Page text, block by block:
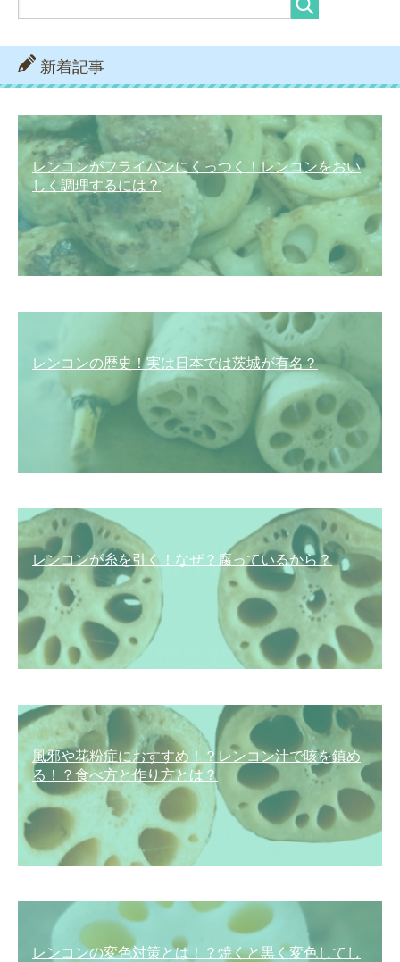
新着記事
レンコンがフライパンにくっつく！レンコンをおい
しく調理するには？
レンコンの歴史！実は日本では茨城が有名？
レンコンが糸を引く！なぜ？腐っているから？
風邪や花粉症におすすめ！？レンコン汁で咳を鎮め
る！？食べ方と作り方とは？
レンコンの変色対策とは！？焼くと黒く変色してし